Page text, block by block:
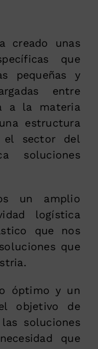
creado unas
que
pequeñas y
entre
a la materia
estructura
el sector del
soluciones
un amplio
logística
que nos
que
óptimo y un
objetivo de
soluciones
que